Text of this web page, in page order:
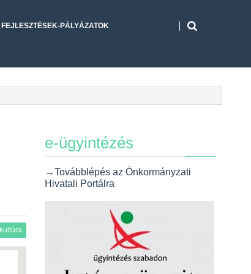
FEJLESZTÉSEK-PÁLYÁZATOK
kultúra
e-ügyintézés
→Továbblépés az Önkormányzati
Hivatali Portálra